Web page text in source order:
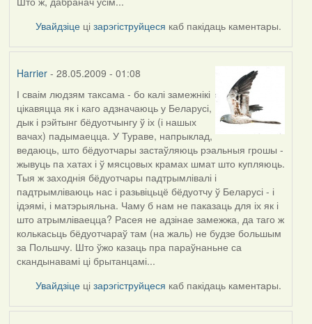
Увайдзіце цізарэгіструйцеся каб пакідаць каментары.
Harrier- 28.05.2009 - 01:08
In
reply
to
by
Oh-
Voegel
І сваім людзям таксама - бо калі замежнікі
цікавяцца як і каго адзначаюць у Беларусі,
дык і рэйтынг бёдуотчынгу ў іх (і нашых
вачах) падымаецца. У Тураве, напрыклад,
ведаюць, што бёдуотчары застаўляюць рэальныя грошы -
жывуць па хатах і ў мясцовых крамах шмат што купляюць.
Тыя ж заходнія бёдуотчары падтрымлівалі і
падтрымліваюць нас і разьвіцьцё бёдуотчу ў Беларусі - і
ідэямі, і матэрыяльна. Чаму б нам не паказаць для іх як і
што атрымліваецца? Расея не адзінае замежжа, да таго ж
колькасьць бёдуотчараў там (на жаль) не будзе большым
за Польшчу. Што ўжо казаць пра параўнаньне са
скандынавамі ці брытанцамі...
Увайдзіце цізарэгіструйцеся каб пакідаць каментары.